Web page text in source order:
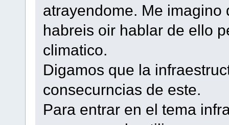
atrayendome. Me
habreis oir hablar de ello
climatico.
Digamos que la
consecurncias de este.
Para entrar en el tema